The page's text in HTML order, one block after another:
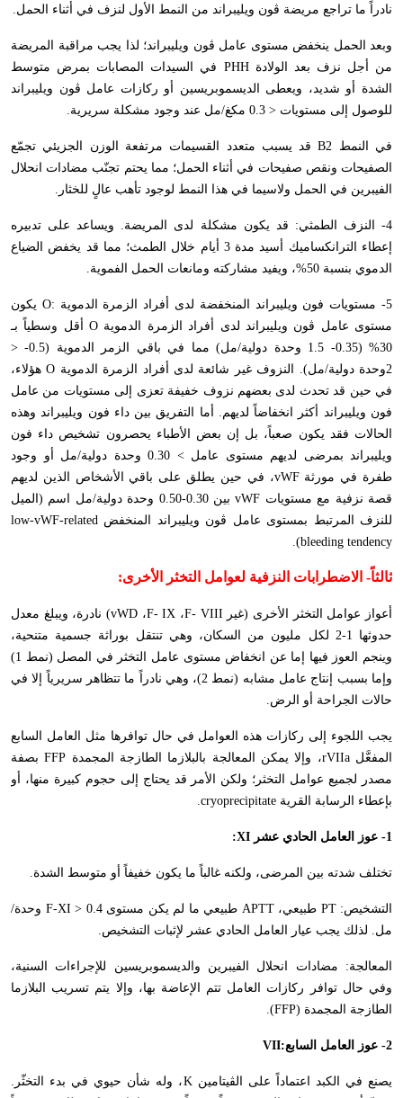
نادراً ما تراجع مريضة ڤون ويليبراند من النمط الأول لنزف في أثناء الحمل.
وبعد الحمل ينخفض مستوى عامل ڤون ويليبراند؛ لذا يجب مراقبة المريضة
من أجل نزف بعد الولادةPHH في السيدات المصابات بمرض متوسط
الشدة أو شديد، ويعطى الديسموبريسين أو ركازات عامل ڤون ويليبراند
للوصول إلى مستويات < 0.3 مكغ/مل عند وجود مشكلة سريرية.
في النمط 2 Bقد يسبب متعدد القسيمات مرتفعة الوزن الجزيئي تجمّع
الصفيحات ونقص صفيحات في أثناء الحمل؛ مما يحتم تجنّب مضادات انحلال
الفيبرين في الحمل ولاسيما في هذا النمط لوجود تأهب عالٍ للخثار.
4- النزف الطمثي: قد يكون مشكلة لدى المريضة. ويساعد على تدبيره
إعطاء الترانكساميك أسيد مدة 3 أيام خلال الطمث؛ مما قد يخفض الضياع
الدموي بنسبة 50%، ويفيد مشاركته ومانعات الحمل الفموية.
5- مستويات فون ويليبراند المنخفضة لدى أفراد الزمرة الدموية : O يكون
مستوى عامل ڤون ويليبراند لدى أفراد الزمرة الدموية Oأقل وسطياً بـ
30% (0.35- 1.5 وحدة دولية/مل) مما في باقي الزمر الدموية (0.5- <
2وحدة دولية/مل). النزوف غير شائعة لدى أفراد الزمرة الدموية
Oهؤلاء،
في حين قد تحدث لدى بعضهم نزوف خفيفة تعزى إلى مستويات من عامل
فون ويليبراند أكثر انخفاضاً لديهم. أما التفريق بين داء فون ويليبراند وهذه
الحالات فقد يكون صعباً، بل إن بعض الأطباء يحصرون تشخيص داء فون
ويليبراند بمرضى لديهم مستوى عامل > 0.30 وحدة دولية/مل أو وجود
طفرة في مورثةvWF، في حين يطلق على باقي الأشخاص الذين لديهم
قصة نزفية مع مستويات vWF
بين 0.30-0.50 وحدة دولية/مل اسم (الميل
للنزف المرتبط بمستوى عامل ڤون ويليبراند المنخفض low-vWF-related
bleeding tendency
).
ثالثاً- الاضطرابات النزفية لعوامل التخثر الأخرى:
أعواز عوامل التخثر الأخرى (غير F- VIII، F- IX، vWD) نادرة، ويبلغ معدل
حدوثها 1-2 لكل مليون من السكان، وهي تنتقل بوراثة جسمية متنحية،
وينجم العوز فيها إما عن انخفاض مستوى عامل التخثر في المصل (نمط 1)
وإما بسبب إنتاج عامل مشابه (نمط 2)، وهي نادراً ما تتظاهر سريرياً إلا في
حالات الجراحة أو الرض.
يجب اللجوء إلى ركازات هذه العوامل في حال توافرها مثل العامل السابع
المفعَّلrVIIa، وإلا يمكن المعالجة بالبلازما الطازجة المجمدة FFPبصفة
مصدر لجميع عوامل التخثر؛ ولكن الأمر قد يحتاج إلى حجوم كبيرة منها، أو
بإعطاء الرسابة القرية cryoprecipitate
.
1- عوز العامل الحادي عشر XI
:
تختلف شدته بين المرضى، ولكنه غالباً ما يكون خفيفاً أو متوسط الشدة.
التشخيص:PT طبيعي،APTT طبيعي ما لم يكن مستوىF-XI > 0.4 وحدة/
مل. لذلك يجب عيار العامل الحادي عشر لإثبات التشخيص.
المعالجة: مضادات انحلال الفيبرين والديسموبريسين للإجراءات السنية،
وفي حال توافر ركازات العامل تتم الإعاضة بها، وإلا يتم تسريب البلازما
الطازجة المجمدة (FFP
).
2- عوز العامل السابع: VII
يصنع في الكبد اعتماداً على الڤيتامينK، وله شأن حيوي في بدء التخثّر.